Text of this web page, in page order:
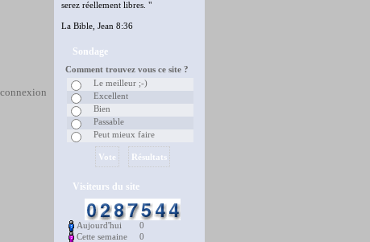
serez réellement libres. "
La Bible, Jean 8:36
Sondage
Comment trouvez vous ce site ?
Le meilleur ;-)
Excellent
Bien
Passable
Peut mieux faire
Visiteurs du site
Aujourd'hui
0
Cette semaine
0